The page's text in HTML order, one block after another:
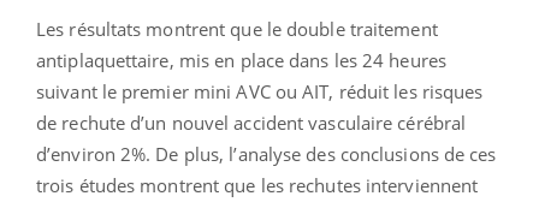
Les résultats montrent que le double traitement
antiplaquettaire, mis en place dans les 24 heures
suivant le premier mini AVC ou AIT, réduit les risques
de rechute d’un nouvel accident vasculaire cérébral
d’environ 2%. De plus, l’analyse des conclusions de ces
trois études montrent que les rechutes interviennent